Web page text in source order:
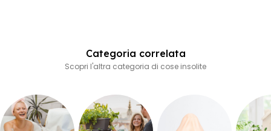
Categoria correlata
Scopri l'altra categoria di cose insolite